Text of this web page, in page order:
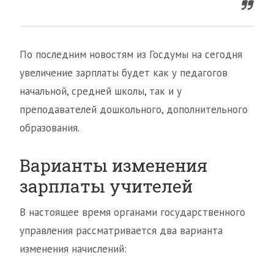
По последним новостям из Госдумы на сегодня
увеличение зарплаты будет как у педагогов
начальной, средней школы, так и у
преподавателей дошкольного, дополнительного
образования.
Варианты изменения
зарплаты учителей
В настоящее время органами государственного
управления рассматривается два варианта
изменения начислений: